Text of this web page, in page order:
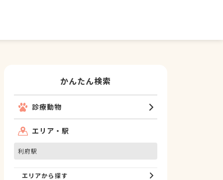
かんたん検索
診療動物
エリア・駅
利府駅
エリアから探す